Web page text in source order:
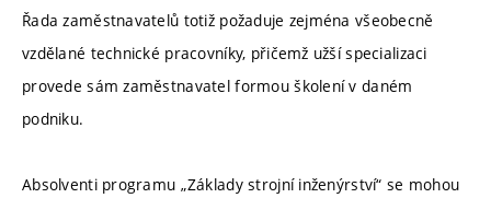
Řada zaměstnavatelů totiž požaduje zejména všeobecně
vzdělané technické pracovníky, přičemž užší specializaci
provede sám zaměstnavatel formou školení v daném
podniku.
Absolventi programu „Základy strojní inženýrství“ se mohou